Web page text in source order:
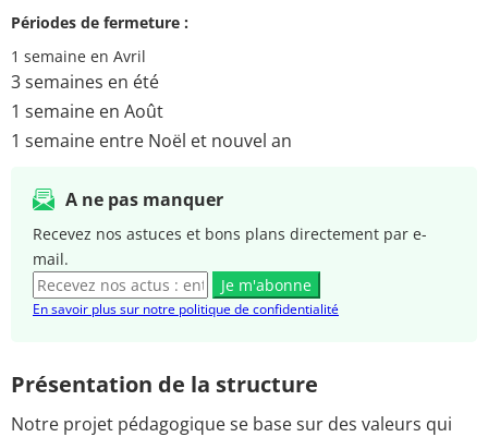
Périodes de fermeture :
1 semaine en Avril
3 semaines en été
1 semaine en Août
1 semaine entre Noël et nouvel an
A ne pas manquer
Recevez nos astuces et bons plans directement par e-
mail.
Je m'abonne
En savoir plus sur notre politique de confidentialité
Présentation de la structure
Notre projet pédagogique se base sur des valeurs qui